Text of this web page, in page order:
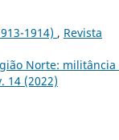
1914) , Revista
Norte: militância
14 (2022)